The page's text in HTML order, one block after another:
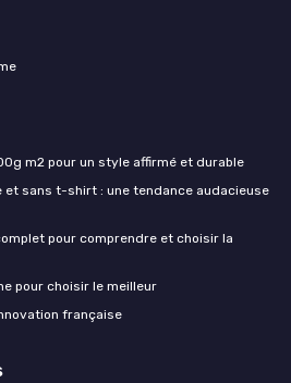
m2 pour un style affirmé et durable
sans t-shirt : une tendance audacieuse
pour comprendre et choisir la
pour choisir le meilleur
française